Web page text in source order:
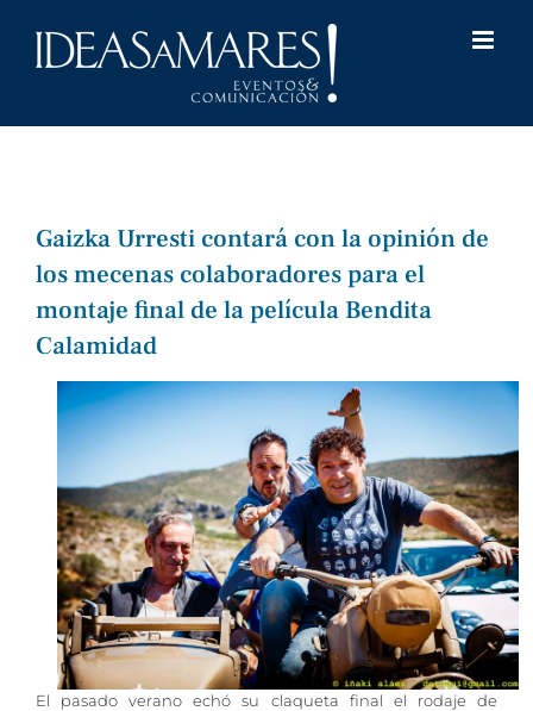
Gaizka Urresti contará con la opinión de
los mecenas colaboradores para el
montaje final de la película Bendita
Calamidad
El pasado verano echó su claqueta final el rodaje de